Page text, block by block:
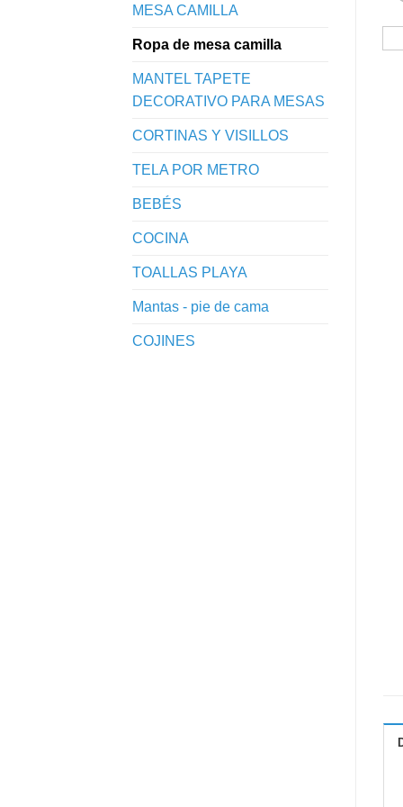
MESA CAMILLA
Ropa de mesa camilla
MANTEL TAPETE
DECORATIVO PARA MESAS
CORTINAS Y VISILLOS
TELA POR METRO
BEBÉS
COCINA
TOALLAS PLAYA
Mantas - pie de cama
COJINES